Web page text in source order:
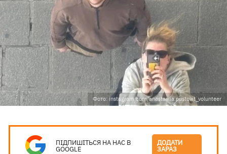
Фото: instagram.com/anastasiia.pustovit_volunteer
ПІДПИШІТЬСЯ НА НАС В
GOOGLE
ДОДАТИ
ЗАРАЗ